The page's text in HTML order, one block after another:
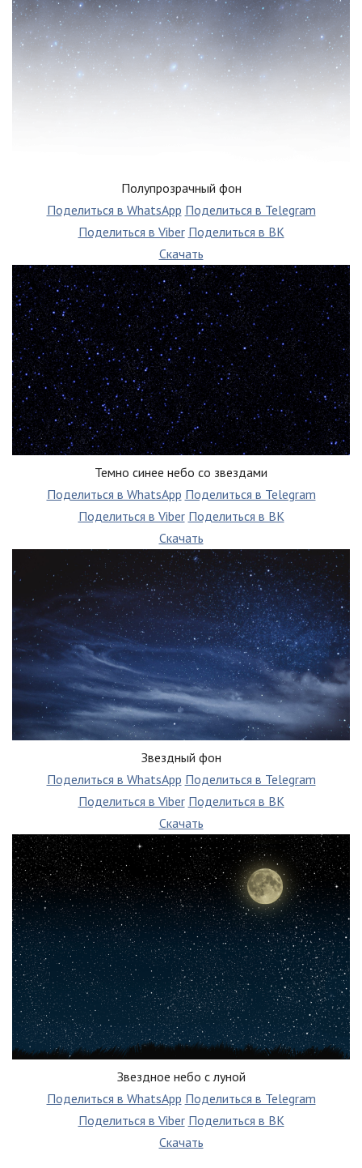
Полупрозрачный фон
Поделиться в WhatsApp Поделиться в Telegram
Поделиться в Viber Поделиться в ВК
Скачать
Темно синее небо со звездами
Поделиться в WhatsApp Поделиться в Telegram
Поделиться в Viber Поделиться в ВК
Скачать
Звездный фон
Поделиться в WhatsApp Поделиться в Telegram
Поделиться в Viber Поделиться в ВК
Скачать
Звездное небо с луной
Поделиться в WhatsApp Поделиться в Telegram
Поделиться в Viber Поделиться в ВК
Скачать